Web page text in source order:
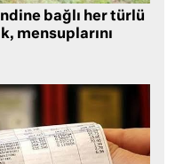
bağlı her türlü
mensuplarını